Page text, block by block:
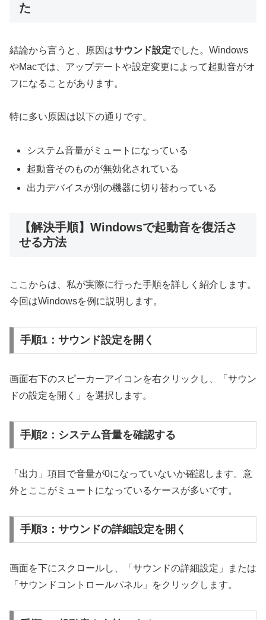
た
結論から言うと、原因はサウンド設定でした。Windows
やMacでは、アップデートや設定変更によって起動音がオ
フになることがあります。
特に多い原因は以下の通りです。
システム音量がミュートになっている
起動音そのものが無効化されている
出力デバイスが別の機器に切り替わっている
【解決手順】Windowsで起動音を復活さ
せる方法
ここからは、私が実際に行った手順を詳しく紹介します。
今回はWindowsを例に説明します。
手順1：サウンド設定を開く
画面右下のスピーカーアイコンを右クリックし、「サウン
ドの設定を開く」を選択します。
手順2：システム音量を確認する
「出力」項目で音量が0になっていないか確認します。意
外とここがミュートになっているケースが多いです。
手順3：サウンドの詳細設定を開く
画面を下にスクロールし、「サウンドの詳細設定」または
「サウンドコントロールパネル」をクリックします。